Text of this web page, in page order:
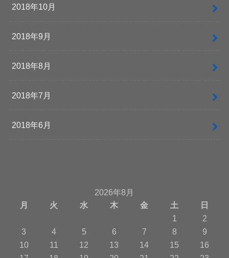
2018年10月
2018年9月
2018年8月
2018年7月
2018年6月
2026年8月
月
火 水 木 金 土
日
1
2
3
4 5 6 7 8
9
10
11 12 13 14 15
16